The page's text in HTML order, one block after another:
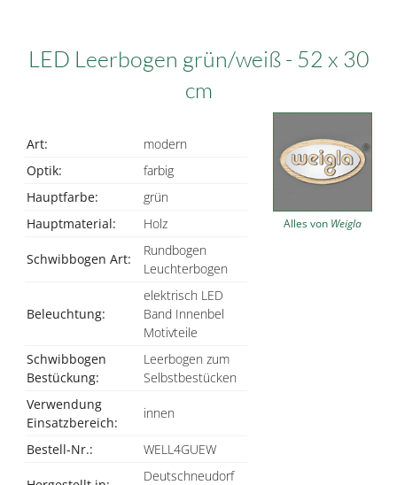
LED Leerbogen grün/weiß - 52 x 30
cm
Art:
modern
Optik:
farbig
Hauptfarbe:
grün
Hauptmaterial:
Holz
Schwibbogen Art:
Rundbogen
Leuchterbogen
Beleuchtung:
elektrisch LED
Band Innenbel
Motivteile
Schwibbogen
Bestückung:
Leerbogen zum
Selbstbestücken
Verwendung
Einsatzbereich:
innen
Bestell-Nr.: WELL4GUEW
Deutschneudorf
Alles von Weigla